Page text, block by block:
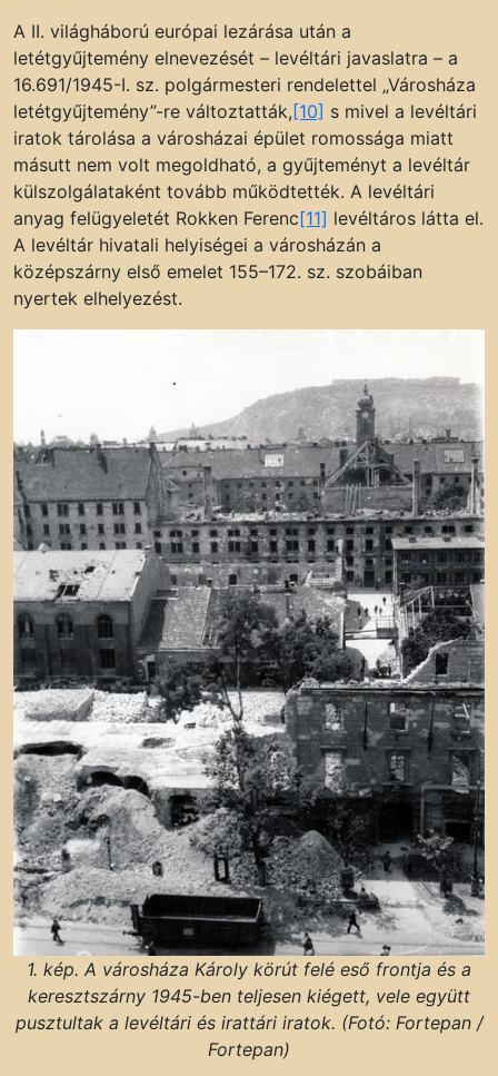
A II. világháború európai lezárása után a
letétgyűjtemény elnevezését – levéltári javaslatra – a
16.691/1945-I. sz. polgármesteri rendelettel „Városháza
letétgyűjtemény”-re változtatták, [10] s mivel a levéltári
iratok tárolása a városházai épület romossága miatt
másutt nem volt megoldható, a gyűjteményt a levéltár
külszolgálataként tovább működtették. A levéltári
anyag felügyeletét Rokken Ferenc[11] levéltáros látta el.
A levéltár hivatali helyiségei a városházán a
középszárny első emelet 155–172. sz. szobáiban
nyertek elhelyezést.
1. kép. A városháza Károly körút felé eső frontja és a
keresztszárny 1945-ben teljesen kiégett, vele együtt
pusztultak a levéltári és irattári iratok. (Fotó: Fortepan /
Fortepan)